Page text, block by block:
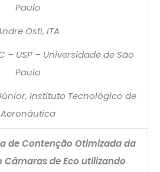
Paulo
Osti, ITA
– USP – Universidade de São
Paulo
Instituto Tecnológico de
Aeronáutica
de Contenção Otimizada da
Câmaras de Eco utilizando